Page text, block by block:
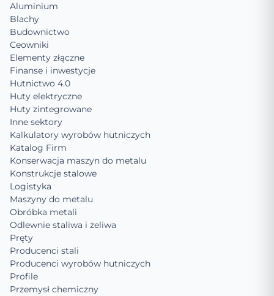
Aluminium
Blachy
Budownictwo
Ceowniki
Elementy złączne
Finanse i inwestycje
Hutnictwo 4.0
Huty elektryczne
Huty zintegrowane
Inne sektory
Kalkulatory wyrobów hutniczych
Katalog Firm
Konserwacja maszyn do metalu
Konstrukcje stalowe
Logistyka
Maszyny do metalu
Obróbka metali
Odlewnie staliwa i żeliwa
Pręty
Producenci stali
Producenci wyrobów hutniczych
Profile
Przemysł chemiczny